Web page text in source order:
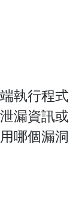
執行程式
漏資訊或
哪個漏洞